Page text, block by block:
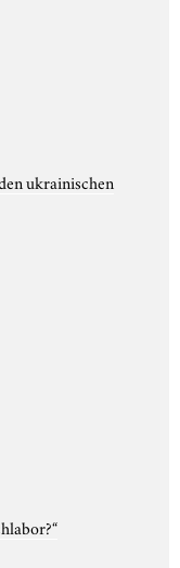
ukrainischen